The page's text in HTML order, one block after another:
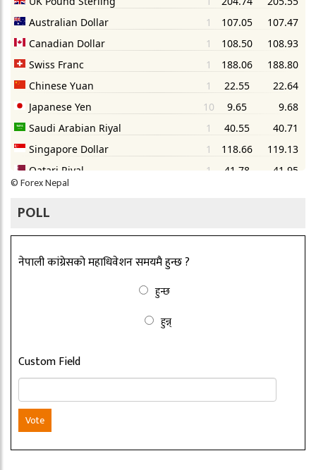
©Forex Nepal
POLL
नेपाली कांग्रेसको महाधिवेशन समयमै हुन्छ ?
हुन्छ
हुन्न्
Custom Field
Vote